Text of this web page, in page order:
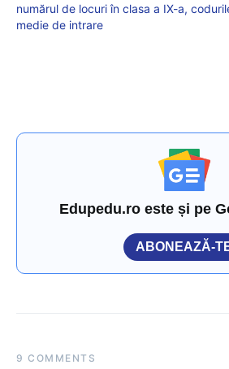
numărul de locuri în clasa a IX-a,
medie de intrare
Edupedu.ro este și pe
ABONEAZĂ-
9 COMMENTS